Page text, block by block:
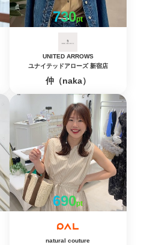
730pt
UNITED ARROWS
ユナイテッドアローズ 新宿店
仲（naka）
690pt
natural couture